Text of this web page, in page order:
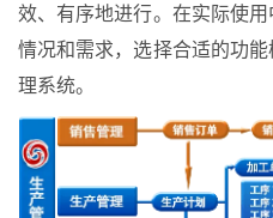
效、有序地进行。在实际使
情况和需求，选择合适的功
理系统。